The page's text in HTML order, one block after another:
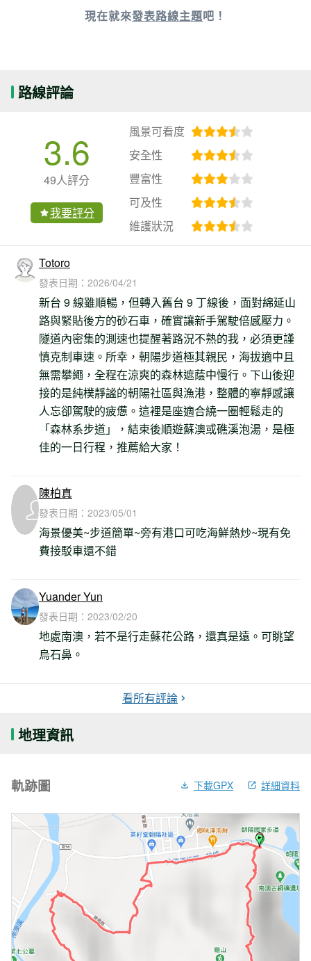
現在就來發表路線主題吧！
路線評論
3.6
49人評分
我要評分
風景可看度
安全性
豐富性
可及性
維護狀況
Totoro
發表日期： 2026/04/21
新台 9 線雖順暢，但轉入舊台 9 丁線後，面對綿延山
路與緊貼後方的砂石車，確實讓新手駕駛倍感壓力。
隧道內密集的測速也提醒著路況不熟的我，必須更謹
慎克制車速。所幸，朝陽步道極其親民，海拔適中且
無需攀繩，全程在涼爽的森林遮蔭中慢行。下山後迎
接的是純樸靜謐的朝陽社區與漁港，整體的寧靜感讓
人忘卻駕駛的疲憊。這裡是座適合繞一圈輕鬆走的
「森林系步道」，結束後順遊蘇澳或礁溪泡湯，是極
佳的一日行程，推薦給大家！
陳柏真
發表日期： 2023/05/01
海景優美~步道簡單~旁有港口可吃海鮮熱炒~現有免
費接駁車還不錯
Yuander Yun
發表日期： 2023/02/20
地處南澳，若不是行走蘇花公路，還真是遠。可眺望
烏石鼻。
看所有評論
地理資訊
軌跡圖 下載GPX 詳細資料